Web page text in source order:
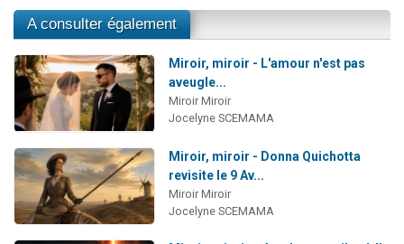
A consulter également
Miroir, miroir - L'amour n'est pas
aveugle...
Miroir Miroir
Jocelyne SCEMAMA
Miroir, miroir - Donna Quichotta
revisite le 9 Av...
Miroir Miroir
Jocelyne SCEMAMA